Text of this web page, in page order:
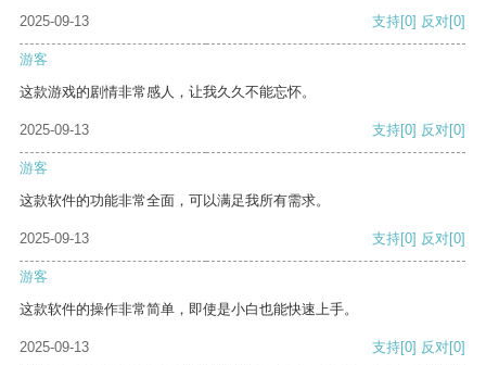
2025-09-13
支持[0] 反对[0]
游客
这款游戏的剧情非常感人，让我久久不能忘怀。
2025-09-13 支持[0] 反对[0]
游客
这款软件的功能非常全面，可以满足我所有需求。
2025-09-13 支持[0] 反对[0]
游客
这款软件的操作非常简单，即使是小白也能快速上手。
2025-09-13 支持[0] 反对[0]